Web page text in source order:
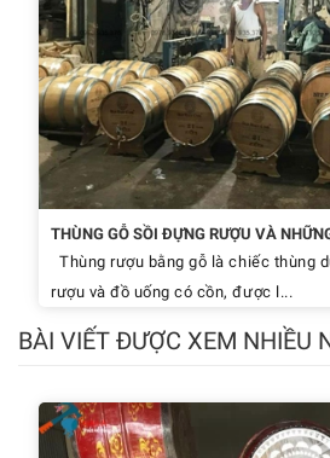
THÙNG GỖ SỒI ĐỰNG RƯỢU VÀ
Thùng rượu bằng gỗ là chiếc thùng
rượu và đồ uống có cồn, được l...
BÀI VIẾT ĐƯỢC XEM NHIỀU